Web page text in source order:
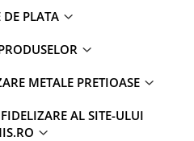
DE PLATA
METALE PRETIOASE
AL SITE-ULUI